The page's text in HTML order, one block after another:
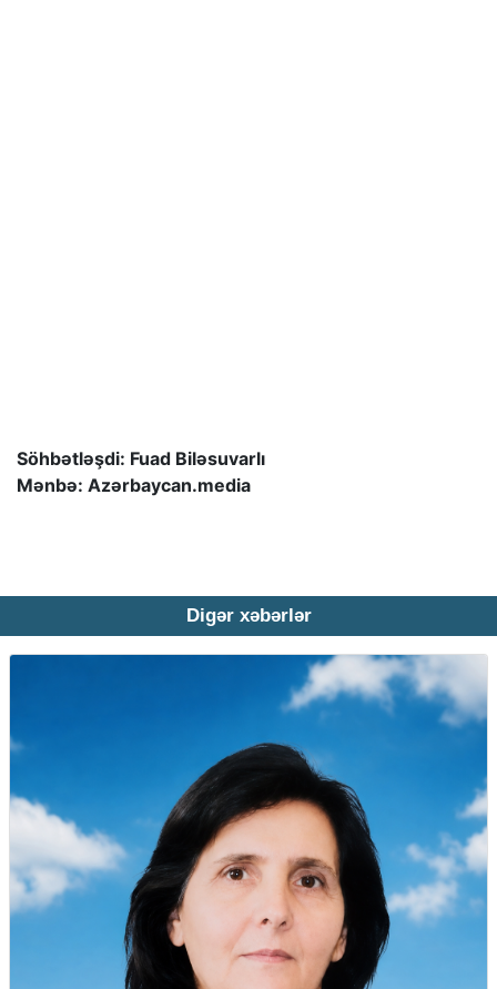
Söhbətləşdi: Fuad Biləsuvarlı
Mənbə: Azərbaycan.media
Digər xəbərlər